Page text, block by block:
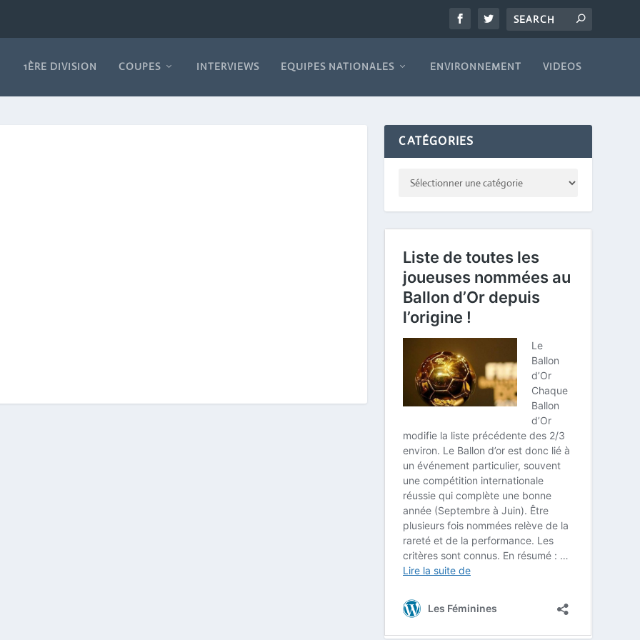
1ÈRE DIVISION COUPES INTERVIEWS EQUIPES NATIONALES ENVIRONNEMENT VIDEOS
CATÉGORIES